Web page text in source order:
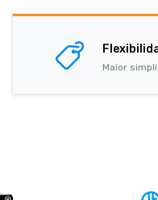
Maior